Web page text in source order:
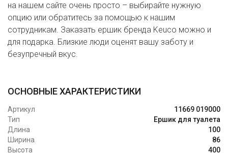
на нашем сайте очень просто – выбирайте нужную
опцию или обратитесь за помощью к нашим
сотрудникам. Заказать ершик бренда Keuco можно и
для подарка. Близкие люди оценят вашу заботу и
безупречный вкус.
ОСНОВНЫЕ ХАРАКТЕРИСТИКИ
Артикул
11669 019000
Тип
Ершик для туалета
Длина
100
Ширина
86
Высота
400